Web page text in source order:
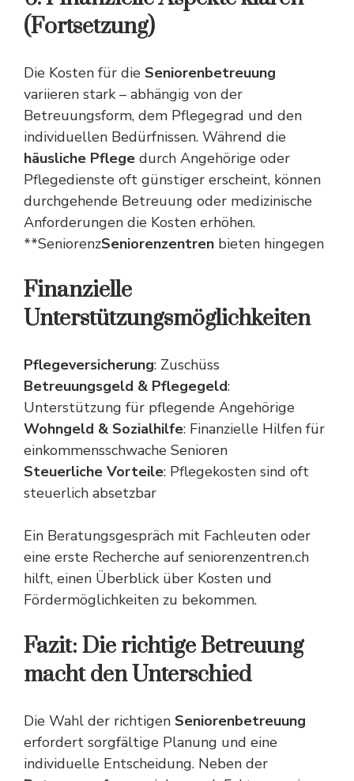
(Fortsetzung)
Die Kosten für die Seniorenbetreuung
variieren stark – abhängig von der
Betreuungsform, dem Pflegegrad und den
individuellen Bedürfnissen. Während die
häusliche Pflege durch Angehörige oder
Pflegedienste oft günstiger erscheint, können
durchgehende Betreuung oder medizinische
Anforderungen die Kosten erhöhen.
**SeniorenzSeniorenzentren bieten hingegen
Finanzielle
Unterstützungsmöglichkeiten
Pflegeversicherung: Zuschüss
Betreuungsgeld & Pflegegeld:
Unterstützung für pflegende Angehörige
Wohngeld & Sozialhilfe: Finanzielle Hilfen für
einkommensschwache Senioren
Steuerliche Vorteile: Pflegekosten sind oft
steuerlich absetzbar
Ein Beratungsgespräch mit Fachleuten oder
eine erste Recherche auf seniorenzentren.ch
hilft, einen Überblick über Kosten und
Fördermöglichkeiten zu bekommen.
Fazit: Die richtige Betreuung
macht den Unterschied
Die Wahl der richtigen Seniorenbetreuung
erfordert sorgfältige Planung und eine
individuelle Entscheidung. Neben der